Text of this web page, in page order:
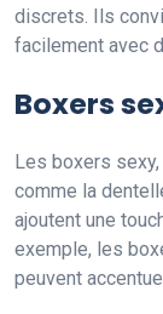
discrets. Ils
facilement avec
Boxers
Les boxers
comme la
ajoutent une
exemple, les
peuvent